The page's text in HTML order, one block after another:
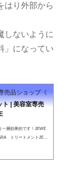
はり外部から
しないように
」になってい
品ショップ《
| 美容室専売
一層効果的です！JEWE
トリートメントJEW